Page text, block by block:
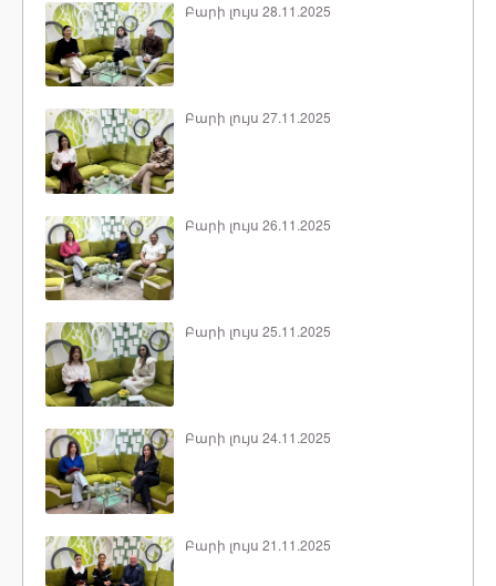
Բարի լույս 28.11.2025
Բարի լույս 27.11.2025
Բարի լույս 26.11.2025
Բարի լույս 25.11.2025
Բարի լույս 24.11.2025
Բարի լույս 21.11.2025